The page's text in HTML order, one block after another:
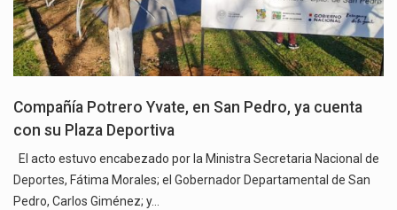
Compañía Potrero Yvate, en San Pedro, ya cuenta
con su Plaza Deportiva
El acto estuvo encabezado por la Ministra Secretaria Nacional de
Deportes, Fátima Morales; el Gobernador Departamental de San
Pedro, Carlos Giménez; y…